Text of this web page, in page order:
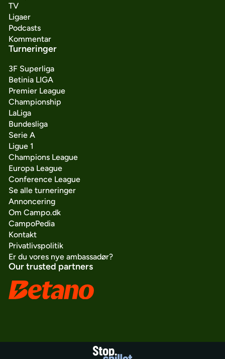
TV
Ligaer
Podcasts
Kommentar
Turneringer
3F Superliga
Betinia LIGA
Premier League
Championship
LaLiga
Bundesliga
Serie A
Ligue 1
Champions League
Europa League
Conference League
Se alle turneringer
Annoncering
Om Campo.dk
CampoPedia
Kontakt
Privatlivspolitik
Er du vores nye ambassadør?
Our trusted partners